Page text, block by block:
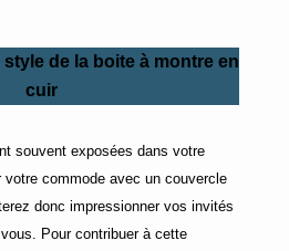
de la boite à montre en
cuir
souvent exposées dans votre
commode avec un couvercle
donc impressionner vos invités
Pour contribuer à cette